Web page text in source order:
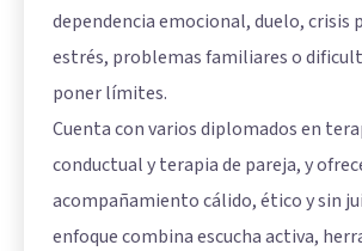
dependencia emocional, duelo, crisis
estrés, problemas familiares o
poner límites.
Cuenta con varios diplomados en
conductual y terapia de pareja, y
acompañamiento cálido, ético y sin
enfoque combina escucha activa,